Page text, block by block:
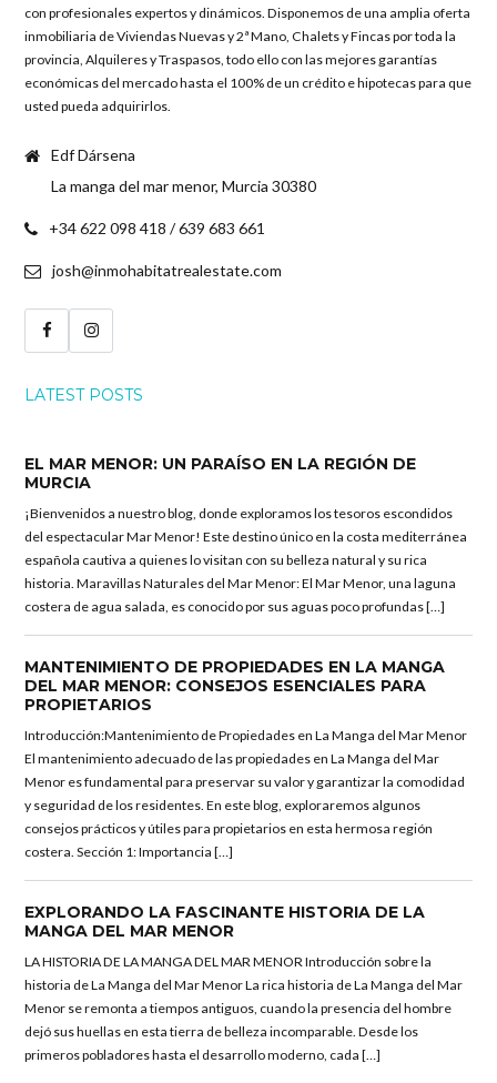
con profesionales expertos y dinámicos. Disponemos de una amplia oferta
inmobiliaria de Viviendas Nuevas y 2ª Mano, Chalets y Fincas por toda la
provincia, Alquileres y Traspasos, todo ello con las mejores garantías
económicas del mercado hasta el 100% de un crédito e hipotecas para que
usted pueda adquirirlos.
Edf Dársena
La manga del mar menor, Murcia 30380
+34 622 098 418 / 639 683 661
josh@inmohabitatrealestate.com
LATEST POSTS
EL MAR MENOR: UN PARAÍSO EN LA REGIÓN DE
MURCIA
¡Bienvenidos a nuestro blog, donde exploramos los tesoros escondidos
del espectacular Mar Menor! Este destino único en la costa mediterránea
española cautiva a quienes lo visitan con su belleza natural y su rica
historia. Maravillas Naturales del Mar Menor: El Mar Menor, una laguna
costera de agua salada, es conocido por sus aguas poco profundas […]
MANTENIMIENTO DE PROPIEDADES EN LA MANGA
DEL MAR MENOR: CONSEJOS ESENCIALES PARA
PROPIETARIOS
Introducción:Mantenimiento de Propiedades en La Manga del Mar Menor
El mantenimiento adecuado de las propiedades en La Manga del Mar
Menor es fundamental para preservar su valor y garantizar la comodidad
y seguridad de los residentes. En este blog, exploraremos algunos
consejos prácticos y útiles para propietarios en esta hermosa región
costera. Sección 1: Importancia […]
EXPLORANDO LA FASCINANTE HISTORIA DE LA
MANGA DEL MAR MENOR
LA HISTORIA DE LA MANGA DEL MAR MENOR Introducción sobre la
historia de La Manga del Mar Menor La rica historia de La Manga del Mar
Menor se remonta a tiempos antiguos, cuando la presencia del hombre
dejó sus huellas en esta tierra de belleza incomparable. Desde los
primeros pobladores hasta el desarrollo moderno, cada […]